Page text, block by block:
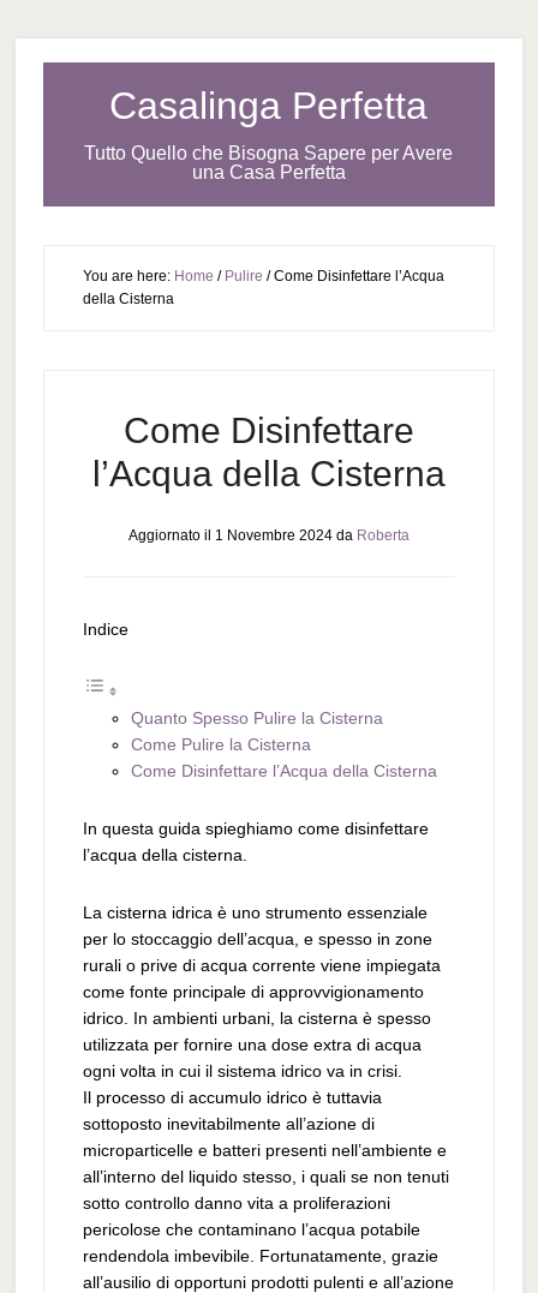
Casalinga Perfetta
Tutto Quello che Bisogna Sapere per Avere
una Casa Perfetta
You are here: Home / Pulire /Come Disinfettare l’Acqua
della Cisterna
Come Disinfettare
l’Acqua della Cisterna
Aggiornato il 1 Novembre 2024da Roberta
Indice
Quanto Spesso Pulire la Cisterna
Come Pulire la Cisterna
Come Disinfettare l’Acqua della Cisterna
In questa guida spieghiamo come disinfettare
l’acqua della cisterna.
La cisterna idrica è uno strumento essenziale
per lo stoccaggio dell’acqua, e spesso in zone
rurali o prive di acqua corrente viene impiegata
come fonte principale di approvvigionamento
idrico. In ambienti urbani, la cisterna è spesso
utilizzata per fornire una dose extra di acqua
ogni volta in cui il sistema idrico va in crisi.
Il processo di accumulo idrico è tuttavia
sottoposto inevitabilmente all’azione di
microparticelle e batteri presenti nell’ambiente e
all’interno del liquido stesso, i quali se non tenuti
sotto controllo danno vita a proliferazioni
pericolose che contaminano l’acqua potabile
rendendola imbevibile. Fortunatamente, grazie
all’ausilio di opportuni prodotti pulenti e all’azione